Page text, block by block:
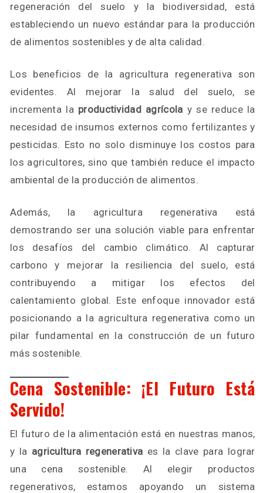
regeneración del suelo y la biodiversidad, está
estableciendo un nuevo estándar para la producción
de alimentos sostenibles y de alta calidad.
Los beneficios de la agricultura regenerativa son
evidentes. Al mejorar la salud del suelo, se
incrementa la productividad agrícola y se reduce la
necesidad de insumos externos como fertilizantes y
pesticidas. Esto no solo disminuye los costos para
los agricultores, sino que también reduce el impacto
ambiental de la producción de alimentos.
Además, la agricultura regenerativa está
demostrando ser una solución viable para enfrentar
los desafíos del cambio climático. Al capturar
carbono y mejorar la resiliencia del suelo, está
contribuyendo a mitigar los efectos del
calentamiento global. Este enfoque innovador está
posicionando a la agricultura regenerativa como un
pilar fundamental en la construcción de un futuro
más sostenible.
Cena Sostenible: ¡El Futuro Está
Servido!
El futuro de la alimentación está en nuestras manos,
y la agricultura regenerativa es la clave para lograr
una cena sostenible. Al elegir productos
regenerativos, estamos apoyando un sistema